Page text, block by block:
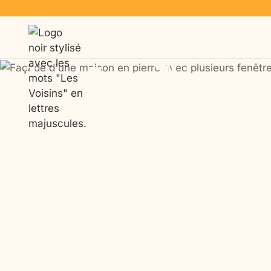
Les 5 meilleures
destinations pour